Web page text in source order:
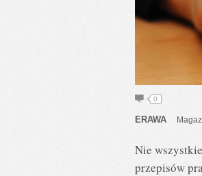
0
ERAWA
Nie
przepisów